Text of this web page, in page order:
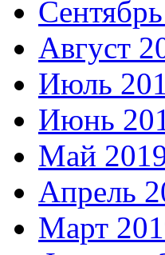
Август
Июль
Июнь
Май
Апрель
Март